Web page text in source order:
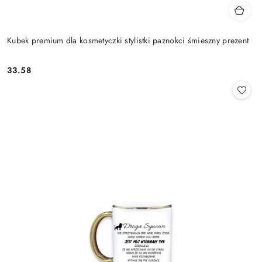
Kubek premium dla kosmetyczki stylistki paznokci śmieszny prezent
Cena:
33.58